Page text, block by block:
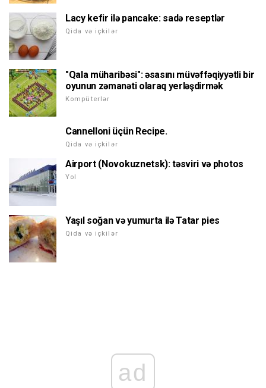
Lacy kefir ilə pancake: sadə reseptlər
Qida və içkilər
"Qala müharibəsi": əsasını müvəffəqiyyətli bir
oyunun zəmanəti olaraq yerləşdirmək
Kompüterlər
Cannelloni üçün Recipe.
Qida və içkilər
Airport (Novokuznetsk): təsviri və photos
Yol
Yaşıl soğan və yumurta ilə Tatar pies
Qida və içkilər
ad